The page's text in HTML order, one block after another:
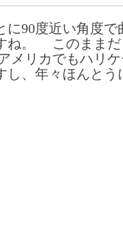
90度近い角度で
ね。 このままだ
リカでもハリケ
し、年々ほんとう